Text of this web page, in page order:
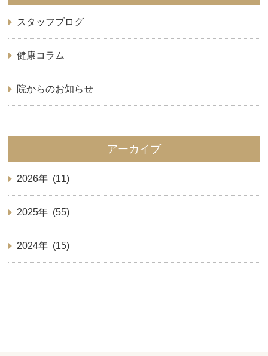
スタッフブログ
健康コラム
院からのお知らせ
アーカイブ
2026年 (11)
2025年 (55)
2024年 (15)